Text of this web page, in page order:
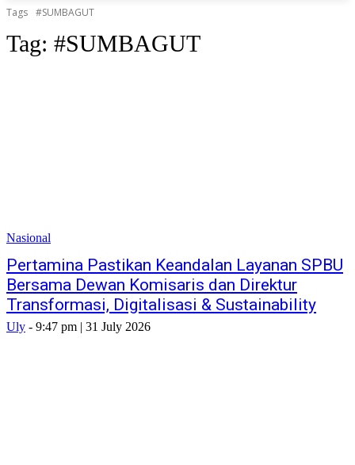
Tags #SUMBAGUT
Tag: #SUMBAGUT
Nasional
Pertamina Pastikan Keandalan Layanan SPBU
Bersama Dewan Komisaris dan Direktur
Transformasi, Digitalisasi & Sustainability
Uly - 9:47 pm | 31 July 2026